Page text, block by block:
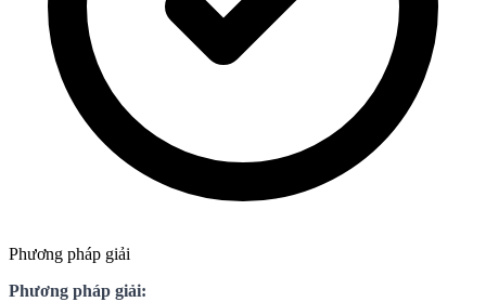
Phương pháp giải
Phương pháp giải: